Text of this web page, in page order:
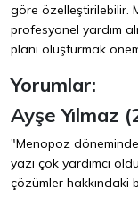
göre özelleştirilebilir.
profesyonel yardım
planı oluşturmak
Yorumlar:
Ayşe Yılmaz
"Menopoz
yazı çok yardımcı
çözümler hakkındaki